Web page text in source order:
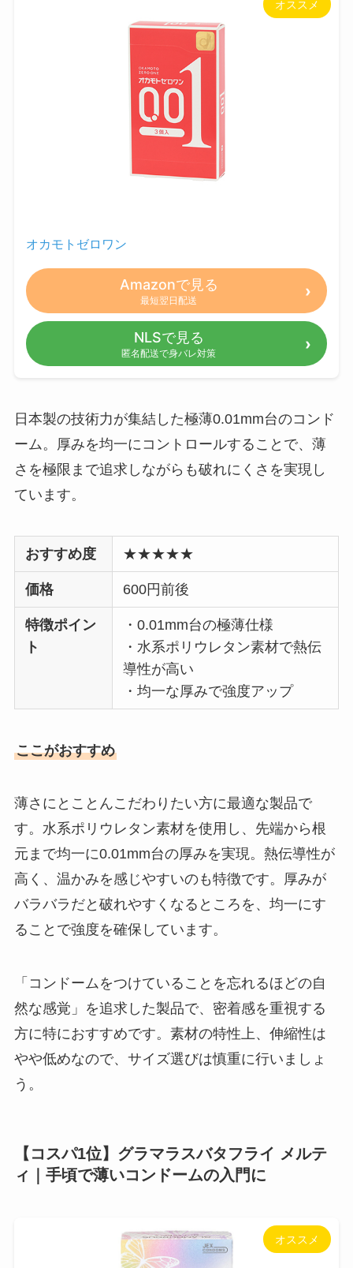
オススメ
オカモトゼロワン
Amazonで見る
最短翌日配送
NLSで見る
匿名配送で身バレ対策
日本製の技術力が集結した極薄0.01mm台のコンド
ーム。厚みを均一にコントロールすることで、薄
さを極限まで追求しながらも破れにくさを実現し
ています。
おすすめ度 ★★★★★
価格 600円前後
特徴ポイン
ト
・0.01mm台の極薄仕様
・水系ポリウレタン素材で熱伝
導性が高い
・均一な厚みで強度アップ
ここがおすすめ
薄さにとことんこだわりたい方に最適な製品で
す。水系ポリウレタン素材を使用し、先端から根
元まで均一に0.01mm台の厚みを実現。熱伝導性が
高く、温かみを感じやすいのも特徴です。厚みが
バラバラだと破れやすくなるところを、均一にす
ることで強度を確保しています。
「コンドームをつけていることを忘れるほどの自
然な感覚」を追求した製品で、密着感を重視する
方に特におすすめです。素材の特性上、伸縮性は
やや低めなので、サイズ選びは慎重に行いましょ
う。
【コスパ1位】グラマラスバタフライ メルテ
ィ｜手頃で薄いコンドームの入門に
オススメ